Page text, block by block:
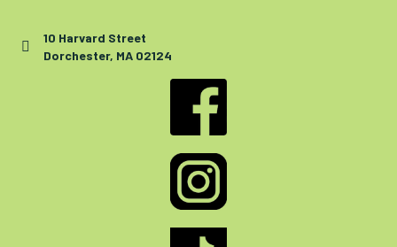
10 Harvard Street
Dorchester, MA 02124